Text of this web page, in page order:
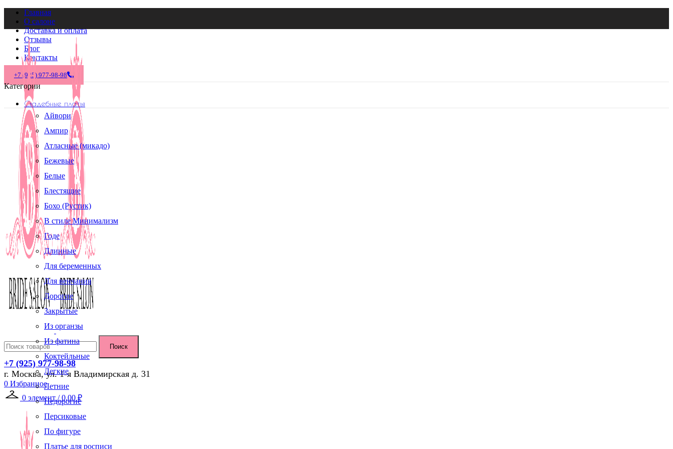
Главная
О салоне
Доставка и оплата
Отзывы
Блог
Контакты
+7 (925) 977-98-98
Поиск
+7 (925) 977-98-98
г. Москва, ул. 1-я Владимирская д. 31
0 Избранное
0 элемент / 0,00 ₽
Категории
Свадебные платья
Айвори
Ампир
Атласные (микадо)
Бежевые
Белые
Блестящие
Бохо (Рустик)
В стиле Минимализм
Годе
Длинные
Для беременных
Для венчания
Дорогие
Закрытые
Из органзы
Из фатина
Коктейльные
Легкие
Летние
Недорогие
Персиковые
По фигуре
Платье для росписи